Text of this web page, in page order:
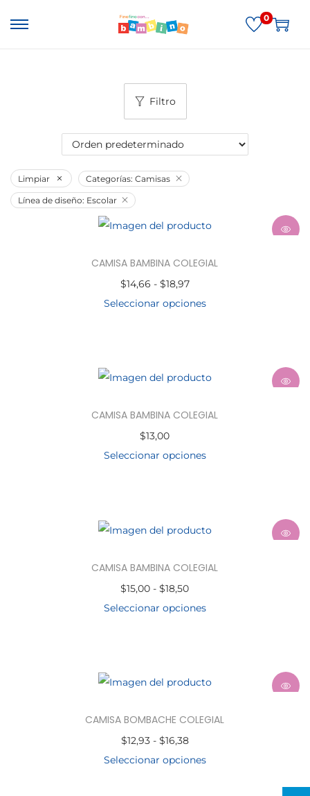
0
Filtro
Limpiar Categorías: Camisas
Línea de diseño: Escolar
CAMISA BAMBINA COLEGIAL
$14,66 - $18,97
Seleccionar opciones
CAMISA BAMBINA COLEGIAL
$13,00
Seleccionar opciones
CAMISA BAMBINA COLEGIAL
$15,00 - $18,50
Seleccionar opciones
CAMISA BOMBACHE COLEGIAL
$12,93 - $16,38
Seleccionar opciones